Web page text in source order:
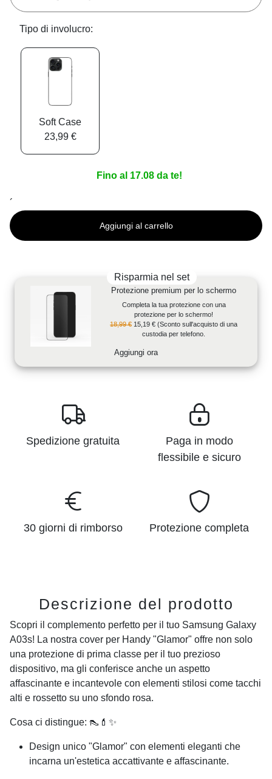
Tipo di involucro:
Soft Case
23,99 €
Fino al 17.08 da te!
´
Aggiungi al carrello
Risparmia nel set
Protezione premium per lo schermo
Completa la tua protezione con una
protezione per lo schermo!
18,99 € 15,19 € (Sconto sull'acquisto di una
custodia per telefono.
Aggiungi ora
Spedizione gratuita
Paga in modo
flessibile e sicuro
30 giorni di rimborso Protezione completa
Descrizione del prodotto
Scopri il complemento perfetto per il tuo Samsung Galaxy
A03s! La nostra cover per Handy "Glamor" offre non solo
una protezione di prima classe per il tuo prezioso
dispositivo, ma gli conferisce anche un aspetto
affascinante e incantevole con elementi stilosi come tacchi
alti e rossetto su uno sfondo rosa.
Cosa ci distingue: 👠💄✨
Design unico "Glamor" con elementi eleganti che
incarna un'estetica accattivante e affascinante.